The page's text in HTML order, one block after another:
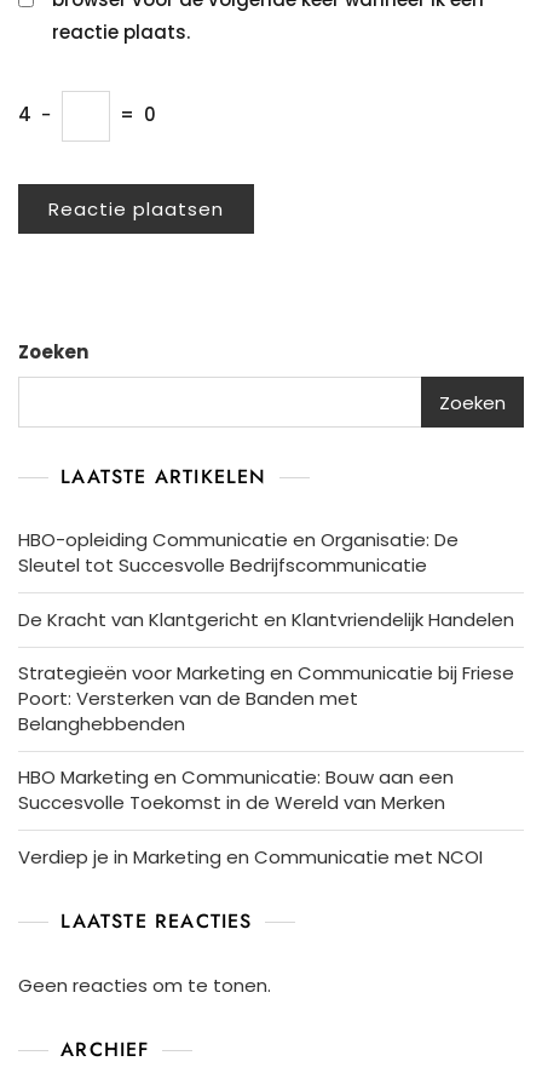
reactie plaats.
4 − = 0
Zoeken
Zoeken
LAATSTE ARTIKELEN
HBO-opleiding Communicatie en Organisatie: De
Sleutel tot Succesvolle Bedrijfscommunicatie
De Kracht van Klantgericht en Klantvriendelijk Handelen
Strategieën voor Marketing en Communicatie bij Friese
Poort: Versterken van de Banden met
Belanghebbenden
HBO Marketing en Communicatie: Bouw aan een
Succesvolle Toekomst in de Wereld van Merken
Verdiep je in Marketing en Communicatie met NCOI
LAATSTE REACTIES
Geen reacties om te tonen.
ARCHIEF